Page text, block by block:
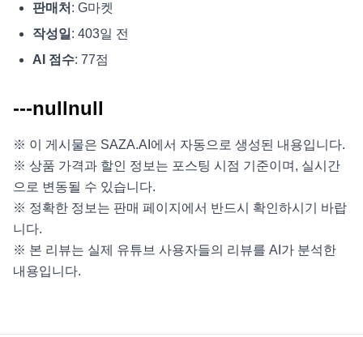
판매처 : G마켓
작성일: 403일 전
AI 점수: 77점
---nullnull
※ 이 게시물은 SAZA.AI에서 자동으로 생성된 내용입니다.
※ 상품 가격과 할인 정보는 포스팅 시점 기준이며, 실시간
으로 변동될 수 있습니다.
※ 정확한 정보는 판매 페이지에서 반드시 확인하시기 바랍
니다.
※ 본 리뷰는 실제 유튜브 사용자들의 리뷰를 AI가 분석한
내용입니다.